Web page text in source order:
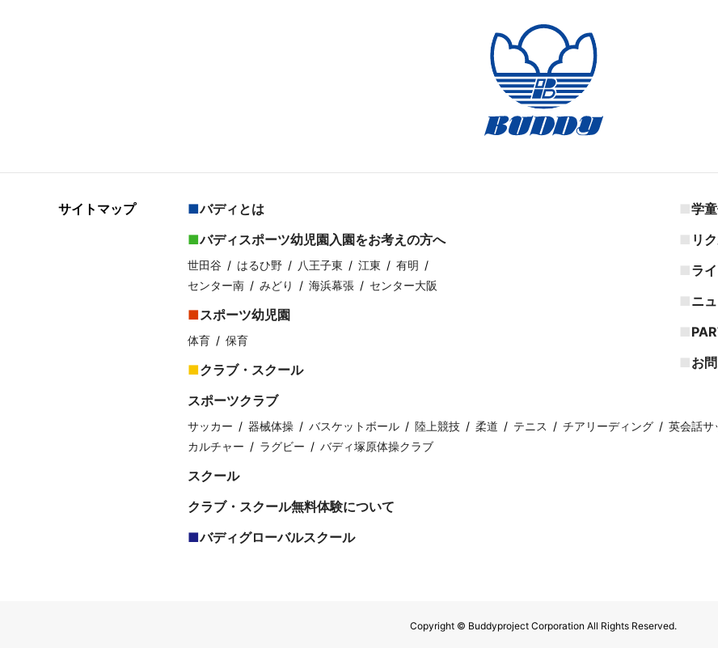
サイトマップ
バディとは
バディスポーツ幼児園入園をお考えの方へ
世田谷 はるひ野 八王子東 江東
有明
センター南
みどり 海浜幕張 センター大阪
スポーツ幼児園
体育 保育
クラブ・スクール
スポーツクラブ
サッカー 器械体操 バスケットボール 陸上競技 柔道 テニス チアリーディング 英会話サ
カルチャー
ラグビー バディ塚原体操クラブ
スクール
クラブ・スクール無料体験について
バディグローバルスクール
学
リ
ラ
ニ
お
Copyright © Buddyproject Corporation All Rights Reserved.